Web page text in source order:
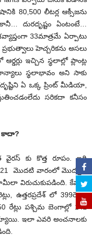
80,500 లీటర్ల ఆక్సీజను
దురదృష్టం ఏంటంటే…
33మాత్రమే ఏర్పాటు
హెచ్చరికను అసలు
ఇచ్చిన స్థలాల్లో ప్లాంట్ల
స్థలాభావం అని సాకు
ఏ ఒక్క ప్రింట్ మీడియా,
సరికదా కనీసం
కాదా?
వైరస్ కు కొత్త రూపం. ఇది
మొదటి వారంలో మొదలైన
విరుచుకుపడింది. కేవలం
ఉత్తరప్రదేశ్ లో 399రెట్లు,
రేట్లు పశ్చిమ బెంగాల్లో 142
ఇలా ఎవరి అంచనాలకు